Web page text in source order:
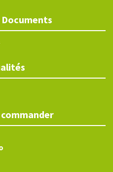
Documents